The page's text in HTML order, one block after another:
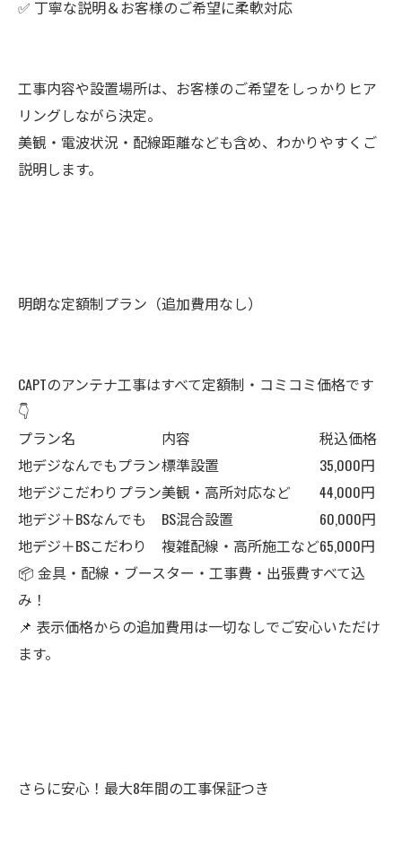
✅ 丁寧な説明＆お客様のご希望に柔軟対応
工事内容や設置場所は、お客様のご希望をしっかりヒア
リングしながら決定。
美観・電波状況・配線距離なども含め、わかりやすくご
説明します。
明朗な定額制プラン（追加費用なし）
CAPTのアンテナ工事はすべて定額制・コミコミ価格です
👇
プラン名
内容
税込価格
地デジなんでもプラン標準設置
35,000円
地デジこだわりプラン美観・高所対応など
44,000円
地デジ＋BSなんでも
BS混合設置
60,000円
地デジ＋BSこだわり
複雑配線・高所施工など65,000円
📦 金具・配線・ブースター・工事費・出張費すべて込
み！
📌 表示価格からの追加費用は一切なしでご安心いただけ
ます。
さらに安心！最大8年間の工事保証つき